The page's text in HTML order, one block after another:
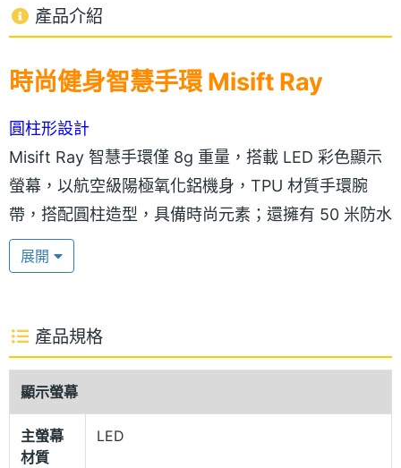
產品介紹
時尚健身智慧手環 Misift Ray
圓柱形設計
Misift Ray 智慧手環僅 8g 重量，搭載 LED 彩色顯示
螢幕，以航空級陽極氧化鋁機身，TPU 材質手環腕
帶，搭配圓柱造型，具備時尚元素；還擁有 50 米防水
等級，能有效耐刮耐磨，給予極佳的防護力。此外，
Misift Ray 手環元件採用可拆卸設計，即使要當項鍊
6 個月的續航力
Misift Ray 智慧手環可與支援藍牙 4.0，且 iOS 7 /
Android 4.3 以上行動裝置配對，內建 73 軸加速度傳
感器，可準確記錄運動步數、消耗熱量等健身數據；
展開
產品規格
顯示螢幕
主螢幕
材質
LED